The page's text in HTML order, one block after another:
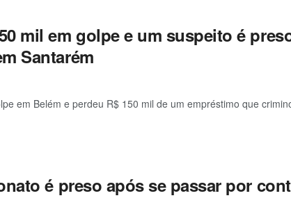
mil em golpe e um suspeito é
Santarém
em Belém e perdeu R$ 150 mil de um empréstimo que
é preso após se passar por